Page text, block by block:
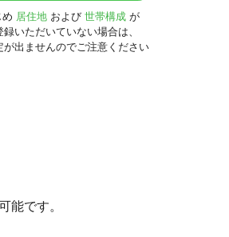
居住地 および 世帯構成 が
いただいていない場合は、
が出ませんのでご注意ください
能です。